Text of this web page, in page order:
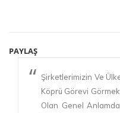
PAYLAŞ
Şirketlerimizin Ve
Köprü Görevi
Olan Genel